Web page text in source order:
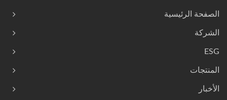
الصفحة الرئيسية
الشركة
ESG
المنتجات
الأخبار